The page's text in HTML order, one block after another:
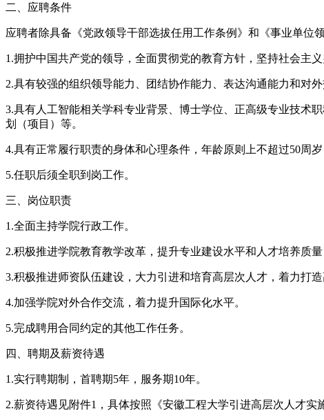
二、应聘条件
应聘者除具备《党政领导干部选拔任用工作条例》和《事业单位
1.拥护中国共产党的领导，全面贯彻党的教育方针，坚持社会主
2.具有较强的组织领导能力、团结协作能力、表达沟通能力和对
3.具有人工智能相关学科专业背景、博士学位、正高级专业技术
划（项目）等。
4.具有正常履行职责的身体和心理条件，年龄原则上不超过50周
5.任职后须全职到岗工作。
三、岗位职责
1.全面主持学院行政工作。
2.积极推进学院教育教学改革，提升专业建设水平和人才培养质
3.积极推进师资队伍建设，大力引进和培育高层次人才，着力打造
4.加强学院对外合作交流，着力提升国际化水平。
5.完成聘用合同约定的其他工作任务。
四、聘期及薪资待遇
1.实行聘期制，首聘期5年，服务期10年。
2.薪资待遇见附件1，具体按照《安徽工程大学引进高层次人才实